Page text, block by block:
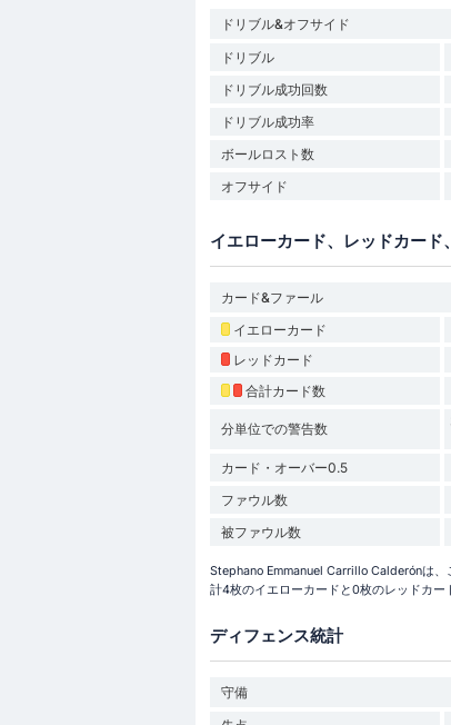
ドリブル&オフサイド
ドリブル
ドリブル成功回数
ドリブル成功率
ボールロスト数
オフサイド
イエローカード、レッドカード
カード&ファール
イエローカード
レッドカード
合計カード数
分単位での警告数
カード・オーバー0.5
ファウル数
被ファウル数
Stephano Emmanuel Carrillo Calderónは
計4枚のイエローカードと0枚のレッドカー
ディフェンス統計
守備